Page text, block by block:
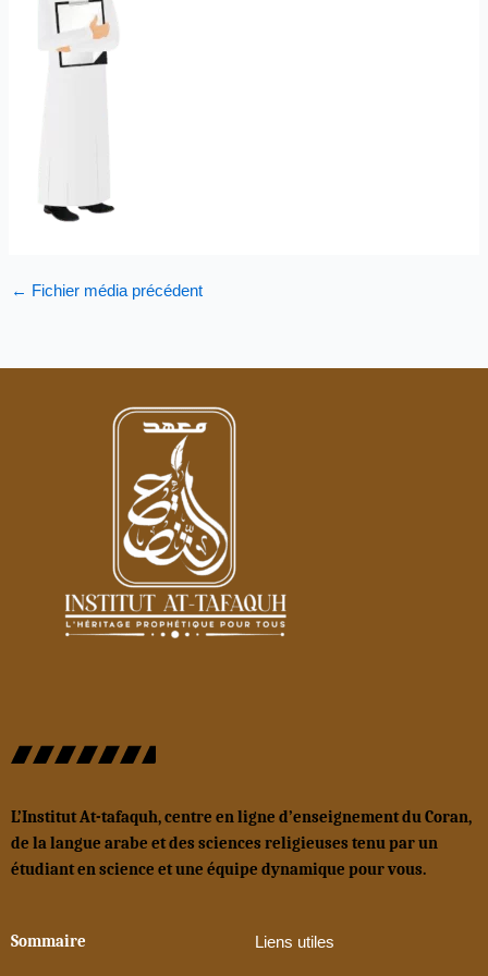
← Fichier média précédent
L’Institut At-tafaquh, centre en ligne d’enseignement du Coran,
de la langue arabe et des sciences religieuses tenu par un
étudiant en science et une équipe dynamique pour vous.
Sommaire Liens utiles